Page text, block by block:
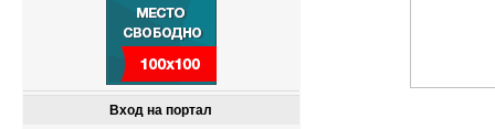
Вход на портал